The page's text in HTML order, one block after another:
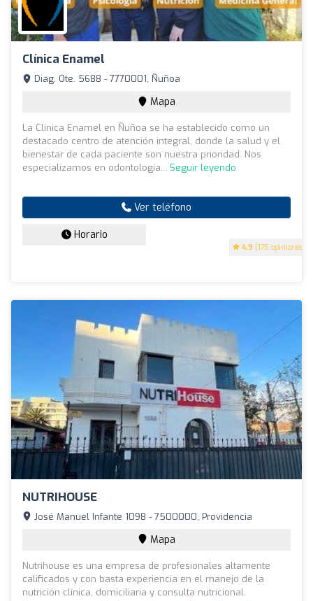
Clínica Enamel
4.9 (175 opiniones)
Diag. Ote. 5688 - 7770001, Ñuñoa
Mapa
La Clínica Enamel en Ñuñoa se ha establecido como un
destacado centro de atención integral, donde la salud y el
bienestar de cada paciente son nuestra prioridad. Nos
especializamos en odontología... Seguir leyendo
Ver teléfono
Horario
NUTRIHOUSE
José Manuel Infante 1098 - 7500000, Providencia
Mapa
Nutrihouse es una empresa de profesionales altamente
calificados y con basta experiencia en el manejo de la
nutrición clínica, domiciliaria y consulta nutricional.